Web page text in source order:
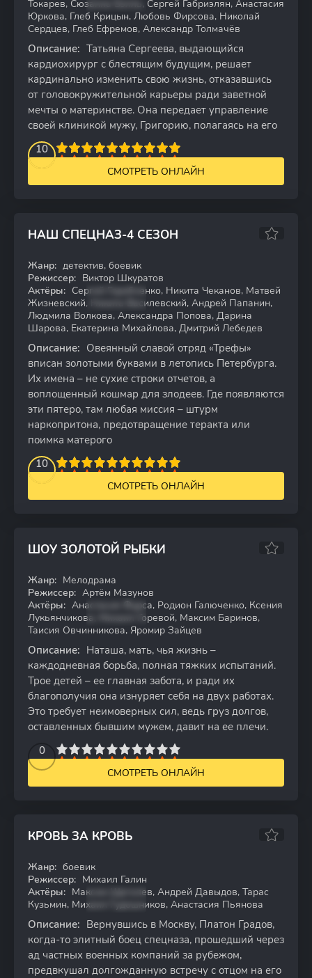
Токарев, Сюзанна Бэлль, Сергей Габриэлян, Анастасия
Юркова, Глеб Крицын, Любовь Фирсова, Николай
Сердцев, Глеб Ефремов, Александр Толмачёв
Описание: Татьяна Сергеева, выдающийся
кардиохирург с блестящим будущим, решает
кардинально изменить свою жизнь, отказавшись
от головокружительной карьеры ради заветной
мечты о материнстве. Она передает управление
своей клиникой мужу, Григорию, полагаясь на его
10
4 5 6 7 8 9 10
СМОТРЕТЬ ОНЛАЙН
НАШ СПЕЦНАЗ-4 СЕЗОН
HDTVRip
7.96
Жанр: детектив, боевик
Режиссер: Виктор Шкуратов
Актёры: Сергей Горобченко, Никита Чеканов, Матвей
Жизневский, Никита Василевский, Андрей Папанин,
Людмила Волкова, Александра Попова, Дарина
Шарова, Екатерина Михайлова, Дмитрий Лебедев
Описание: Овеянный славой отряд «Трефы»
вписан золотыми буквами в летопись Петербурга.
Их имена – не сухие строки отчетов, а
воплощенный кошмар для злодеев. Где появляются
эти пятеро, там любая миссия – штурм
наркопритона, предотвращение теракта или
поимка матерого
10
4 5 6 7 8 9 10
СМОТРЕТЬ ОНЛАЙН
ШОУ ЗОЛОТОЙ РЫБКИ
WEBRip
Жанр: Мелодрама
Режиссер: Артём Мазунов
Актёры: Анастасия Фурса, Родион Галюченко, Ксения
Лукьянчикова, Михаил Горевой, Максим Баринов,
Таисия Овчинникова, Яромир Зайцев
Описание: Наташа, мать, чья жизнь –
каждодневная борьба, полная тяжких испытаний.
Трое детей – ее главная забота, и ради их
благополучия она изнуряет себя на двух работах.
Это требует неимоверных сил, ведь груз долгов,
оставленных бывшим мужем, давит на ее плечи.
0
5 7 8 9 10
СМОТРЕТЬ ОНЛАЙН
КРОВЬ ЗА КРОВЬ
WEB-DL
Жанр: боевик
Режиссер: Михаил Галин
Актёры: Максим Щеголев, Андрей Давыдов, Тарас
Кузьмин, Михаил Гудошников, Анастасия Пьянова
Описание: Вернувшись в Москву, Платон Градов,
когда-то элитный боец спецназа, прошедший через
ад частных военных компаний за рубежом,
предвкушал долгожданную встречу с отцом на его